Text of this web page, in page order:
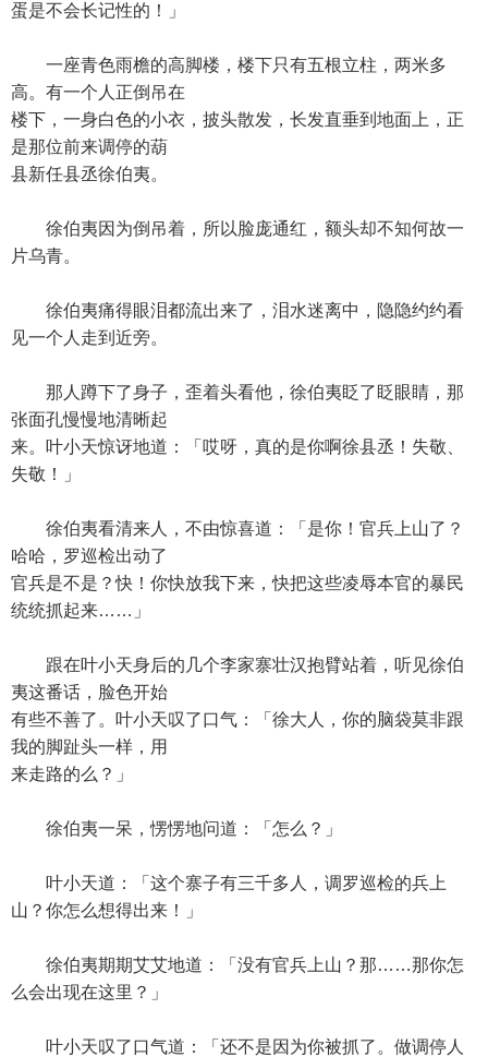
蛋是不会长记性的！」
一座青色雨檐的高脚楼，楼下只有五根立柱，两米多
高。有一个人正倒吊在
楼下，一身白色的小衣，披头散发，长发直垂到地面上，正
是那位前来调停的葫
县新任县丞徐伯夷。
徐伯夷因为倒吊着，所以脸庞通红，额头却不知何故一
片乌青。
徐伯夷痛得眼泪都流出来了，泪水迷离中，隐隐约约看
见一个人走到近旁。
那人蹲下了身子，歪着头看他，徐伯夷眨了眨眼睛，那
张面孔慢慢地清晰起
来。叶小天惊讶地道：「哎呀，真的是你啊徐县丞！失敬、
失敬！」
徐伯夷看清来人，不由惊喜道：「是你！官兵上山了？
哈哈，罗巡检出动了
官兵是不是？快！你快放我下来，快把这些凌辱本官的暴民
统统抓起来……」
跟在叶小天身后的几个李家寨壮汉抱臂站着，听见徐伯
夷这番话，脸色开始
有些不善了。叶小天叹了口气：「徐大人，你的脑袋莫非跟
我的脚趾头一样，用
来走路的么？」
徐伯夷一呆，愣愣地问道：「怎么？」
叶小天道：「这个寨子有三千多人，调罗巡检的兵上
山？你怎么想得出来！」
徐伯夷期期艾艾地道：「没有官兵上山？那……那你怎
么会出现在这里？」
叶小天叹了口气道：「还不是因为你被抓了。做调停人